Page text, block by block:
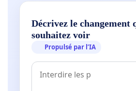
Décrivez le changement
souhaitez voir
Propulsé par l’IA